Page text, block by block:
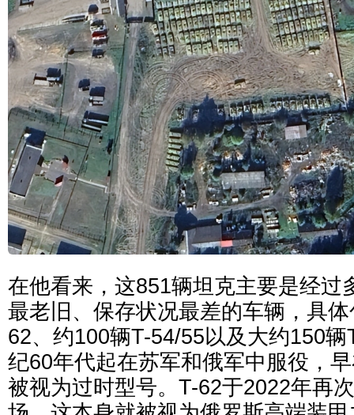
在他看来，这851辆坦克主要是经过
最老旧、保存状况最差的车辆，具
62、约100辆T-54/55以及大约150
纪60年代起在苏军和俄军中服役，
被视为过时型号。T-62于2022年再